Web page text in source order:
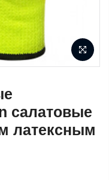
салатовые
латексным